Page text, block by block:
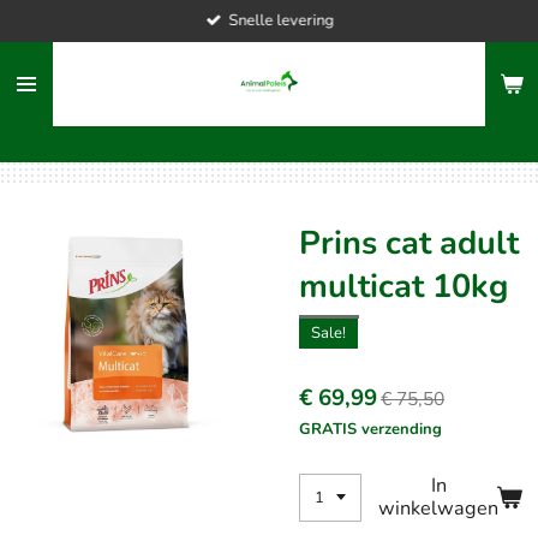
naar
hoofdinhoud
Snelle levering
Prins cat adult
multicat 10kg
Sale!
€ 69,99€ 75,50
GRATIS verzending
In
winkelwagen